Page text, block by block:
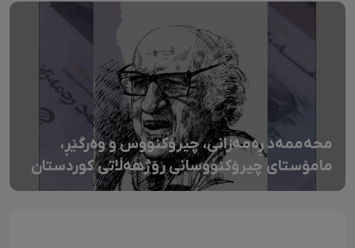
محەممەد ڕەمەزانی، چیرۆکنووس و وەرگێڕ،
مامۆستای چیرۆکنووسانی رۆژهەڵاتی کوردستان